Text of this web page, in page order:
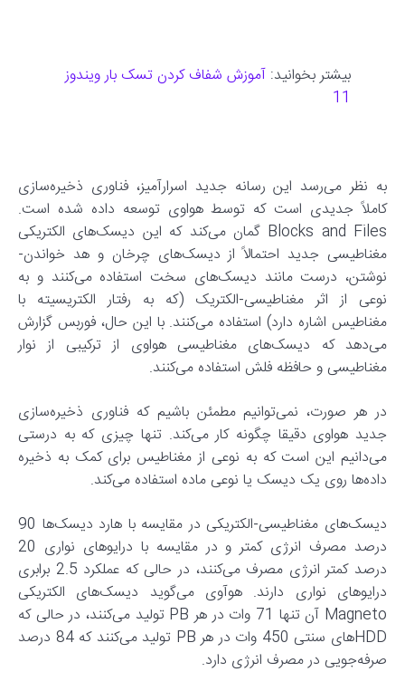
بیشتر بخوانید: آموزش شفاف کردن تسک بار ویندوز
11
به نظر می‌رسد این رسانه جدید اسرارآمیز، فناوری ذخیره‌سازی
کاملاً جدیدی است که توسط هواوی توسعه داده شده است.
Blocks and Files گمان می‌کند که این دیسک‌های الکتریکی
مغناطیسی جدید احتمالاً از دیسک‌های چرخان و هد خواندن-
نوشتن، درست مانند دیسک‌های سخت استفاده می‌کنند و به
نوعی از اثر مغناطیسی-الکتریک (که به رفتار الکتریسیته با
مغناطیس اشاره دارد) استفاده می‌کنند. با این حال، فوربس گزارش
می‌دهد که دیسک‌های مغناطیسی هواوی از ترکیبی از نوار
مغناطیسی و حافظه فلش استفاده می‌کنند.
در هر صورت، نمی‌توانیم مطمئن باشیم که فناوری ذخیره‌سازی
جدید هواوی دقیقا چگونه کار می‌کند. تنها چیزی که به درستی
می‌دانیم این است که به نوعی از مغناطیس برای کمک به ذخیره
داده‌ها روی یک دیسک یا نوعی ماده استفاده می‌کند.
دیسک‌های مغناطیسی-الکتریکی در مقایسه با هارد دیسک‌ها 90
درصد مصرف انرژی کمتر و در مقایسه با درایوهای نواری 20
درصد کمتر انرژی مصرف می‌کنند، در حالی که عملکرد 2.5 برابری
درایوهای نواری دارند. هوآوی می‌گوید دیسک‌های الکتریکی
Magneto آن تنها 71 وات در هر PB تولید می‌کنند، در حالی که
HDD‌های سنتی 450 وات در هر PB تولید می‌کنند که 84 درصد
صرفه‌جویی در مصرف انرژی دارد.